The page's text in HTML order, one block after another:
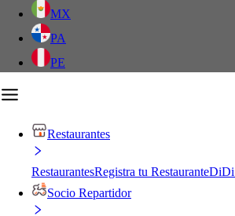
MX
PA
PE
Restaurantes
RestaurantesRegistra tu RestauranteDiDi
Socio Repartidor